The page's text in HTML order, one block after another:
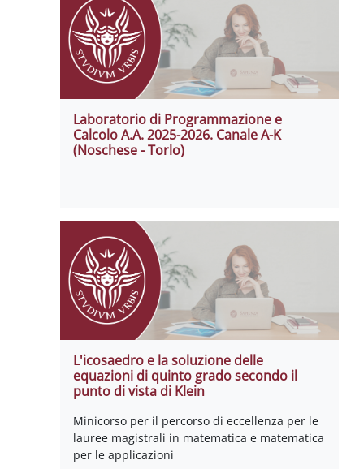
Laboratorio di Programmazione e
Calcolo A.A. 2025-2026. Canale A-K
(Noschese - Torlo)
L'icosaedro e la soluzione delle
equazioni di quinto grado secondo il
punto di vista di Klein
Minicorso per il percorso di eccellenza per le
lauree magistrali in matematica e matematica
per le applicazioni